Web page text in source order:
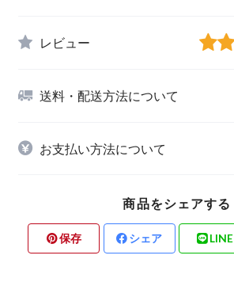
レビュー
送料・配送方法について
お支払い方法について
商品をシェアする
保存 シェア LINE